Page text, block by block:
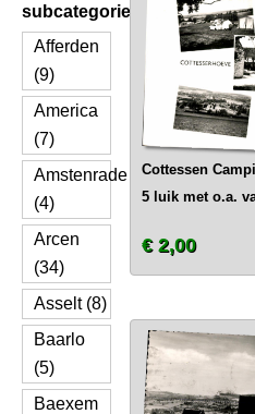
subcategorie
Afferden
(9)
America
(7)
Amstenrade
(4)
Arcen
(34)
Asselt (8)
Baarlo
(5)
Baexem
Cottessen
5 luik met o.a.
€ 2,00